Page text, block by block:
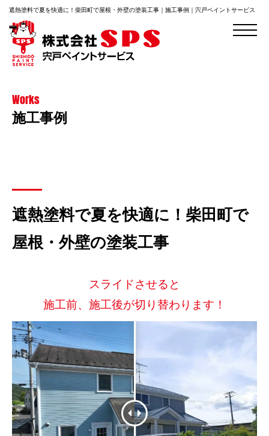
遮熱塗料で夏を快適に！柴田町で屋根・外壁の塗装工事｜施工事例｜宍戸ペイントサービス
Works
施工事例
遮熱塗料で夏を快適に！柴田町で
屋根・外壁の塗装工事
スライドさせると
施工前、施工後が切り替わります！